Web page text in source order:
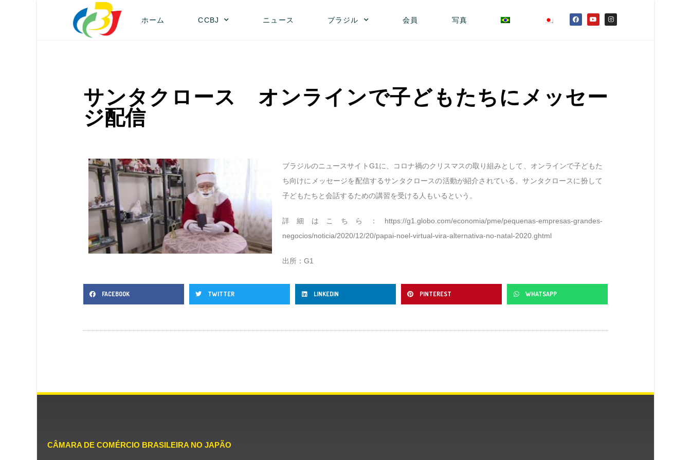
ホーム CCBJ ニュース ブラジル 会員 写真
サンタクロース オンラインで子どもたちにメッセー
ジ配信
ブラジルのニュースサイトG1に、コロナ禍のクリスマスの取り組みとして、オンラインで子どもた
ち向けにメッセージを配信するサンタクロースの活動が紹介されている。サンタクロースに扮して
子どもたちと会話するための講習を受ける人もいるという。
詳細はこちら： https://g1.globo.com/economia/pme/pequenas-empresas-grandes-
negocios/noticia/2020/12/20/papai-noel-virtual-vira-alternativa-no-natal-2020.ghtml
出所：G1
FACEBOOK TWITTER LINKEDIN PINTEREST WHATSAPP
CÂMARA DE COMÉRCIO BRASILEIRA NO JAPÃO